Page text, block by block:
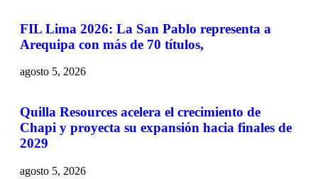
FIL Lima 2026: La San Pablo representa a
Arequipa con más de 70 títulos,
agosto 5, 2026
Quilla Resources acelera el crecimiento de
Chapi y proyecta su expansión hacia finales de
2029
agosto 5, 2026